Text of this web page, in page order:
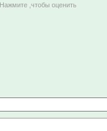
,чтобы оценить